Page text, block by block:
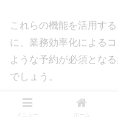
これらの機能を活用す
に、業務効率化による
ような予約が必須とな
でしょう。
新商品情報やセー
メニュー ホーム